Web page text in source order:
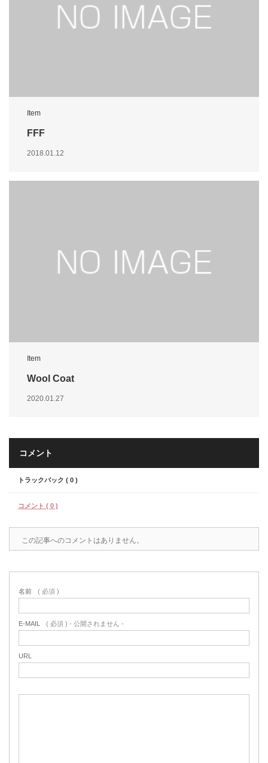
Item
FFF
2018.01.12
Item
Wool Coat
2020.01.27
コメント
トラックバック ( 0 )
コメント ( 0 )
この記事へのコメントはありません。
名前 ( 必須 )
E-MAIL ( 必須 ) - 公開されません -
URL